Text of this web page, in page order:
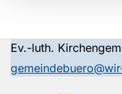
Ev.-luth.